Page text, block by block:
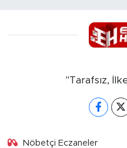
"Tarafsız,
Nöbetçi Eczaneler